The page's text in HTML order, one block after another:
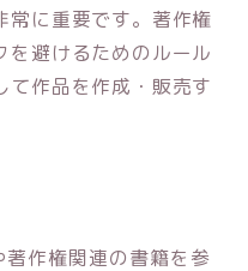
常に重要です。著作権
を避けるためのルール
て作品を作成・販売す
作権関連の書籍を参